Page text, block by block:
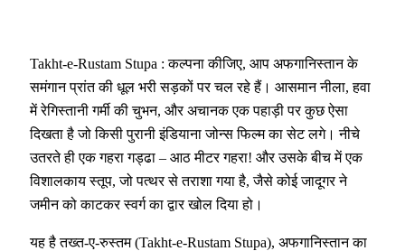
Takht-e-Rustam Stupa : कल्पना कीजिए, आप अफगानिस्तान के
समंगान प्रांत की धूल भरी सड़कों पर चल रहे हैं। आसमान नीला, हवा
में रेगिस्तानी गर्मी की चुभन, और अचानक एक पहाड़ी पर कुछ ऐसा
दिखता है जो किसी पुरानी इंडियाना जोन्स फिल्म का सेट लगे। नीचे
उतरते ही एक गहरा गड्ढा – आठ मीटर गहरा! और उसके बीच में एक
विशालकाय स्तूप, जो पत्थर से तराशा गया है, जैसे कोई जादूगर ने
जमीन को काटकर स्वर्ग का द्वार खोल दिया हो।
यह है तख्त-ए-रुस्तम (Takht-e-Rustam Stupa), अफगानिस्तान का